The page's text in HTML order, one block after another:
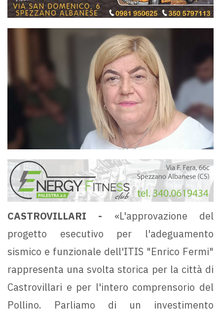
CASTROVILLARI - «L'approvazione del
progetto esecutivo per l'adeguamento
sismico e funzionale dell'ITIS "Enrico Fermi"
rappresenta una svolta storica per la città di
Castrovillari e per l'intero comprensorio del
Pollino. Parliamo di un investimento